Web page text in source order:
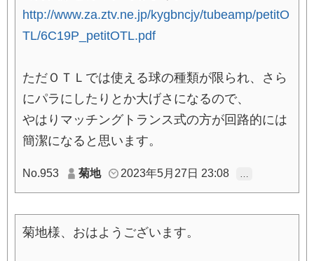
http://www.za.ztv.ne.jp/kygbncjy/tubeamp/petitO
TL/6C19P_petitOTL.pdf
ただＯＴＬでは使える球の種類が限られ、さら
にパラにしたりとか大げさになるので、
やはりマッチングトランス式の方が回路的には
簡潔になると思います。
No.953 菊地 2023年5月27日 23:08
菊地様、おはようございます。